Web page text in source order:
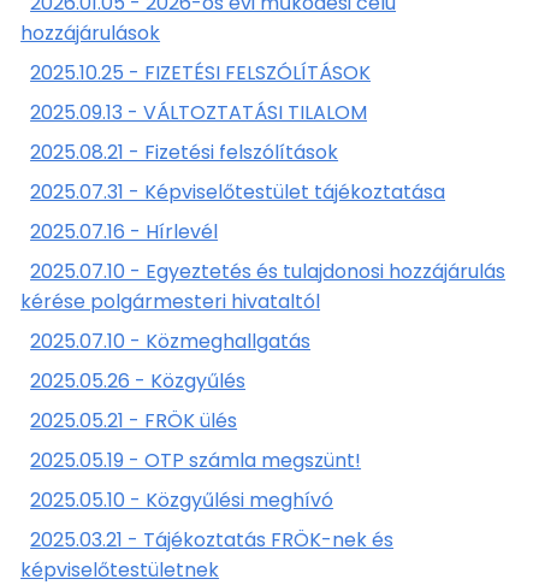
hozzájárulások
2025.10.25 - FIZETÉSI FELSZÓLÍTÁSOK
2025.09.13 - VÁLTOZTATÁSI TILALOM
2025.08.21 - Fizetési felszólítások
2025.07.31 - Képviselőtestület tájékoztatása
2025.07.16 - Hírlevél
2025.07.10 - Egyeztetés és tulajdonosi hozzájárulás
kérése polgármesteri hivataltól
2025.07.10 - Közmeghallgatás
2025.05.26 - Közgyűlés
2025.05.21 - FRÖK ülés
2025.05.19 - OTP számla megszünt!
2025.05.10 - Közgyűlési meghívó
2025.03.21 - Tájékoztatás FRÖK-nek és
képviselőtestületnek